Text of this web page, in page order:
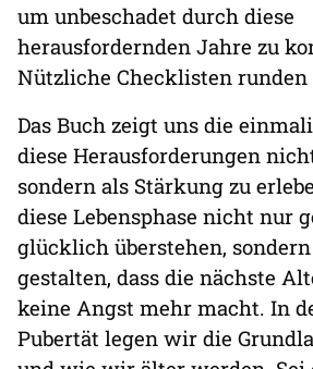
um unbeschadet durch diese
herausfordernden Jahre zu
Nützliche Checklisten runden
Das Buch zeigt uns die
diese Herausforderungen
sondern als Stärkung zu
diese Lebensphase nicht nur
glücklich überstehen,
gestalten, dass die nächste
keine Angst mehr macht. In
Pubertät legen wir die